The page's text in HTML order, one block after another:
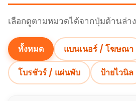
เลือกดูตามหมวดได้จากปุ่มด้านล่าง
ทั้งหมด แบนเนอร์ / โฆษณา
โบรชัวร์ / แผ่นพับ ป้ายไวนิล